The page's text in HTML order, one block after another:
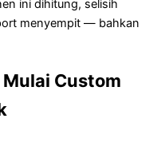
ini dihitung, selisih
menyempit — bahkan
Custom